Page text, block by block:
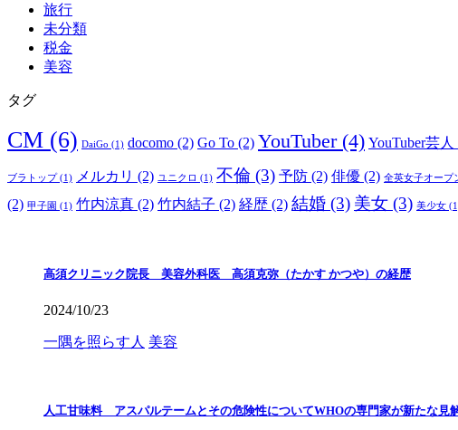
旅行
未分類
税金
美容
タグ
CM (6) DaiGo (1) docomo (2) Go To (2) YouTuber(4) YouTuber芸人
ブラトップ(1) メルカリ (2) ユニクロ (1) 不倫 (3) 予防 (2) 俳優 (2) 全英女子オープ
(2) 甲子園 (1) 竹内涼真 (2) 竹内結子 (2) 経歴 (2) 結婚 (3) 美女 (3) 美少女
高須クリニック院長 美容外科医 高須克弥（たかす かつや）の経歴
2024/10/23
一隅を照らす人 美容
人工甘味料 アスパルテームとその危険性についてWHOの専門家が新たな見